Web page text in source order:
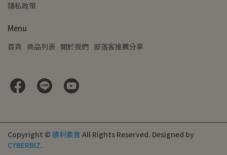
隱私政策
Menu
首頁 商品列表 關於我們 部落客推薦分享
Copyright © 德利素食All Rights Reserved. Designed by
CYBERBIZ.